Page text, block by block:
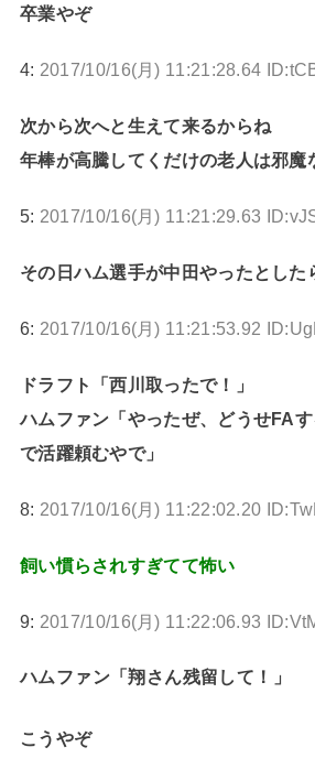
卒業やぞ
4: 2017/10/16(月) 11:21:28.64
次から次へと生えて来るからね
年棒が高騰してくだけの老人は邪魔
5: 2017/10/16(月) 11:21:29.63
その日ハム選手が中田やったとした
6: 2017/10/16(月) 11:21:53.92
ドラフト「西川取ったで！」
ハムファン「やったぜ、どうせFA
で活躍頼むやで」
8: 2017/10/16(月) 11:22:02.20
飼い慣らされすぎてて怖い
9: 2017/10/16(月) 11:22:06.93
ハムファン「翔さん残留して！」
こうやぞ